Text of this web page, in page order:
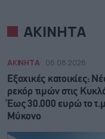
ΑΚΙΝΗΤΑ
ΑΚΙΝΗΤΑ 06.08.2026
Εξοχικές κατοικίες:
ρεκόρ τιμών στις
Έως 30.000 ευρώ το
Μύκονο